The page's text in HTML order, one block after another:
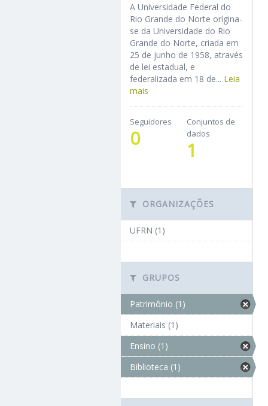
A Universidade Federal do
Rio Grande do Norte origina-
se da Universidade do Rio
Grande do Norte, criada em
25 de junho de 1958, através
de lei estadual, e
federalizada em 18 de... Leia
mais
Seguidores
0
Conjuntos de
dados
1
ORGANIZAÇÕES
UFRN (1)
GRUPOS
Patrimônio (1)
Materiais (1)
Ensino (1)
Biblioteca (1)